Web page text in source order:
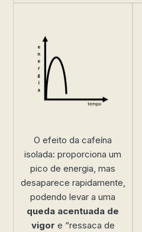
O efeito da cafeína
isolada: proporciona um
pico de energia, mas
desaparece rapidamente,
podendo levar a uma
queda acentuada de
vigor e “ressaca de